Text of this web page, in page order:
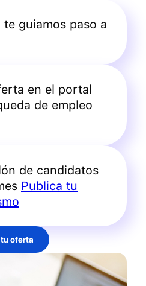
te guiamos paso a
en el portal
de empleo
de candidatos
Publica tu
oferta